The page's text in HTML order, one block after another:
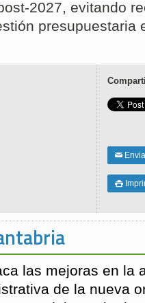
2027, evitando
presupuestaria
✉

las mejoras en la
de la nueva